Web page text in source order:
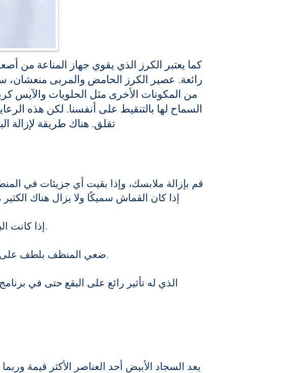
كما يعتبر الكرز الذي يقوي جهاز المناعة من
رائعة. عصير الكرز الحامض والمربى منعشان،
من المكونات الأخرى مثل الحلويات والآيس
السماح لها بالتنقيط على أنفسنا. لكن هذه
تقلق. هناك طريقة لإزالة
قم بإزالة ملابسك، وإذا بقيت أي جزيئات في
إذا كان القماش سميكًا ولا يزال هناك
إذا كانت البقعة جديدة، قومي بقلب القماش بلطف ووضعه تحت الماء الجاري البارد.
ضعي المنظف بلطف على الملابس باستخدام حركات دائرية باستخدام فرشاة ذات شعيرات ناعمة.
يعد السجاد الأبيض أحد العناصر الأكثر قيمة